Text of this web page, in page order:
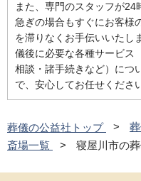
また、専門のスタッフが
急ぎの場合もすぐにお客様
を滞りなくお手伝いいたし
儀後に必要な各種サービス
相談・諸手続きなど）につ
で、安心してお任せくださ
葬儀の公益社トップ
斎場一覧
寝屋川市の